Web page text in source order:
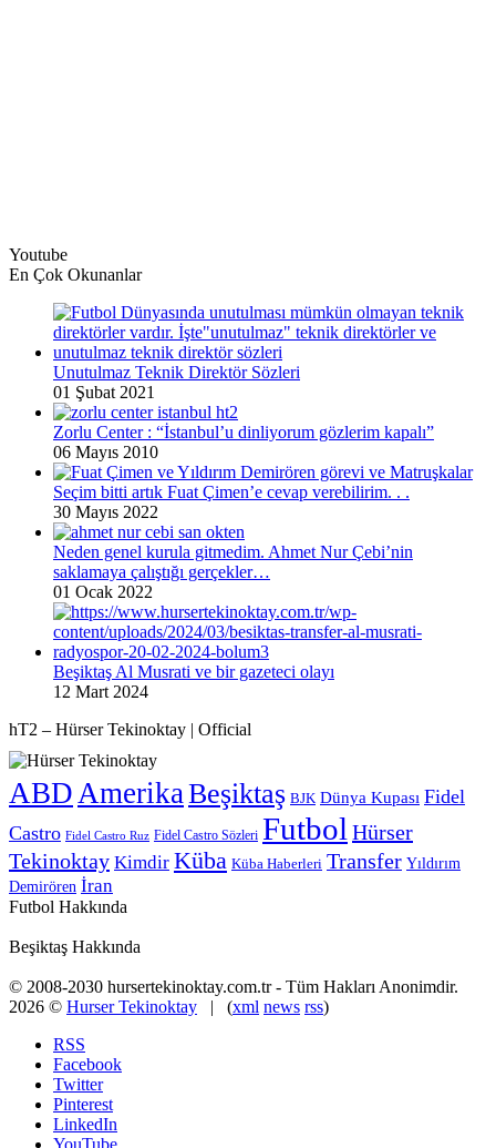
Youtube
En Çok Okunanlar
Unutulmaz Teknik Direktör Sözleri
01 Şubat 2021
Zorlu Center : “İstanbul’u dinliyorum gözlerim kapalı”
06 Mayıs 2010
Seçim bitti artık Fuat Çimen’e cevap verebilirim. . .
30 Mayıs 2022
Neden genel kurula gitmedim. Ahmet Nur Çebi’nin
saklamaya çalıştığı gerçekler…
01 Ocak 2022
Beşiktaş Al Musrati ve bir gazeteci olayı
12 Mart 2024
hT2 – Hürser Tekinoktay | Official
ABD Amerika Beşiktaş BJK Dünya Kupası Fidel
Castro Fidel Castro Ruz Fidel Castro Sözleri Futbol Hürser
Tekinoktay Kimdir Küba Küba Haberleri Transfer Yıldırım
Demirören İran
Futbol Hakkında
Beşiktaş Hakkında
© 2008-2030 hursertekinoktay.com.tr - Tüm Hakları Anonimdir.
2026 © Hurser Tekinoktay | (xml news rss)
RSS
Facebook
Twitter
Pinterest
LinkedIn
YouTube